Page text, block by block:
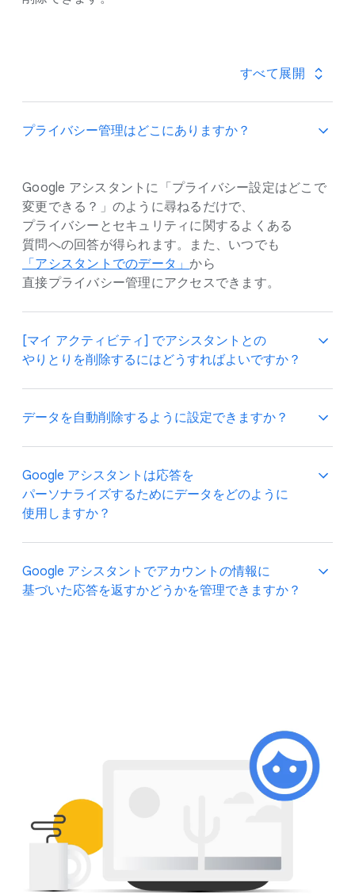
すべて​展開
プライバシー管理は​どこに​ありますか？
Google アシスタントに​「プライバシー設定は​どこで​
変更できる？」のように​尋ねるだけで、​
プライバシーと​セキュリティに​関する​よく​ある​
質問への​回答が​得られます。​また、​いつでも
「アシスタントでの​データ」から​
直接プライバシー管理に​アクセスできます。
[マイ アクティビティ] で​アシスタントとの​
やりとりを​削除するには​どう​すれば​よいですか？
Google アシスタントとの​やりとりは [マイ
削除できます。​その​他の​設定を​行う​場合は、​
[ アシスタントの​設定] に​アクセスします。
データを​自動削除するように​設定できますか？
はい。​[ マイ アクティビティ] から​アクティビティ
データを​自動削除できます。​アクティビティ
データの​保存期間​（3 か月、​18 か月、​36 か​月の​
削除されます。
Google アシスタントは​応答を​
パーソナライズする​ために​データを​どのように​
使用しますか？
Google アカウントの​データを​もとに、​Google
アシスタントは​応答を​カスタマイズし、​利便性を​
いう​質問に​対しては、​現在地情報に​基づいて​最も​
また Google アシスタントは、​データを​利用して​
予測的な​提案も​提供します。​たとえば、​位置情報を​
もとに​いつもの​経路が​渋滞している​ことを​
通知するなどです。
アクティビティを​使って​応答を​改善できます。​
Google アシスタントで​アカウントの​情報に​
基づいた​応答を​返すか​どうかを​管理できますか？
アカウントに​基づく​情報を​受け取るには、こちらの​
に​沿って Voice Match を​設定してください。​
こちらの​手順 で、​
Google アシスタントから​アカウントに​基づく​情報を​
受け取れます。
モバイル デバイスや​スピーカーなどの​
アカウントに​基づく​情報への​アクセスを​